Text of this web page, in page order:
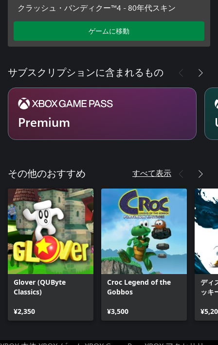
クラッシュ・バンディクー™4 - 80年代スキン
ゲームに移動
サブスクリプションに含まれるもの
Premium
その他のおすすめ すべて表示
Glover (QUByte
Classics)
¥2,350
Croc Legend of the
Gobbos
¥3,500
ディ
ッキ